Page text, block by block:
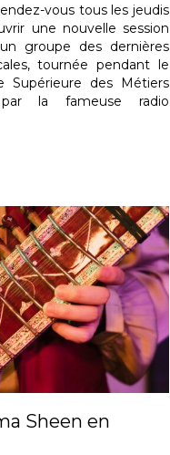
vous tous les jeudis
une nouvelle session
groupe des dernières
tournée pendant le
Supérieure des Métiers
par la fameuse radio
Sheen en